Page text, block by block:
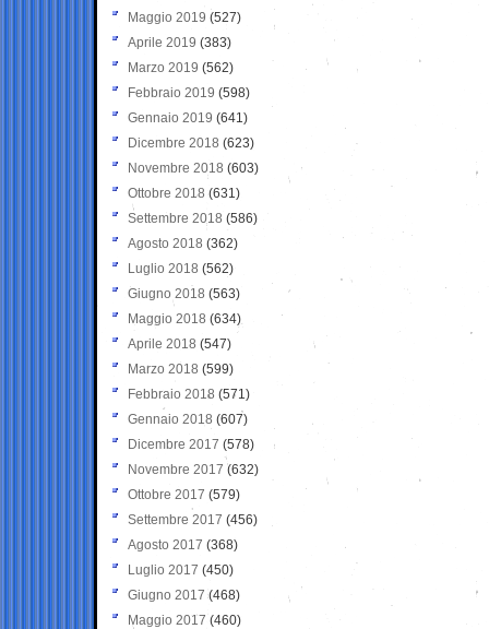
Maggio 2019 (527)
Aprile 2019 (383)
Marzo 2019 (562)
Febbraio 2019 (598)
Gennaio 2019 (641)
Dicembre 2018 (623)
Novembre 2018 (603)
Ottobre 2018 (631)
Settembre 2018 (586)
Agosto 2018 (362)
Luglio 2018 (562)
Giugno 2018 (563)
Maggio 2018 (634)
Aprile 2018 (547)
Marzo 2018 (599)
Febbraio 2018 (571)
Gennaio 2018 (607)
Dicembre 2017 (578)
Novembre 2017 (632)
Ottobre 2017 (579)
Settembre 2017 (456)
Agosto 2017 (368)
Luglio 2017 (450)
Giugno 2017 (468)
Maggio 2017 (460)